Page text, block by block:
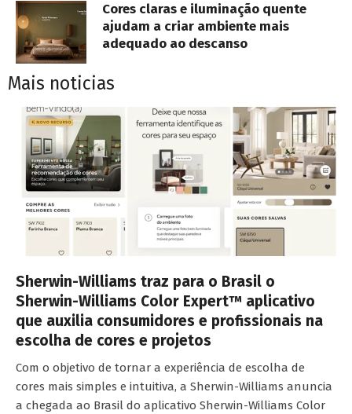
Cores claras e iluminação quente
ajudam a criar ambiente mais
adequado ao descanso
Mais noticias
Sherwin-Williams traz para o Brasil o
Sherwin-Williams Color Expert™ aplicativo
que auxilia consumidores e profissionais na
escolha de cores e projetos
Com o objetivo de tornar a experiência de escolha de
cores mais simples e intuitiva, a Sherwin-Williams anuncia
a chegada ao Brasil do aplicativo Sherwin-Williams Color